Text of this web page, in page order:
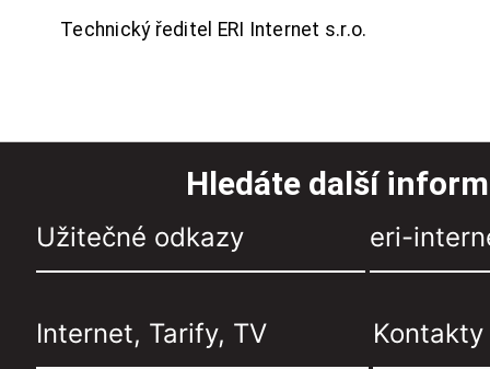
Technický ředitel ERI Internet s.r.o.
Hledáte další
Užitečné odkazy eri-
Internet, Tarify, TV Kontakty